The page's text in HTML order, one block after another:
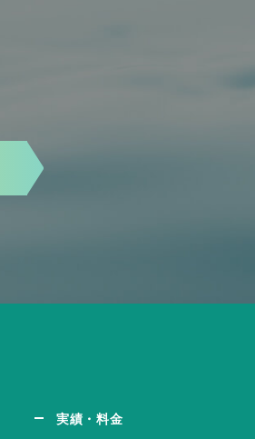
実績・料金